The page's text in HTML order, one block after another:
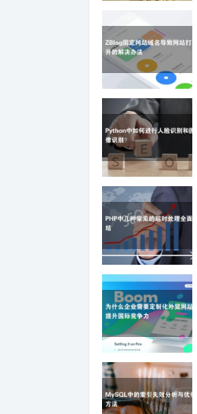
ZBlog固定网站域名导
网站打不开的解决办法
Python中如何进行人脸
识别和图像识别？
PHP中几种常见的超时
处理全面总结
为什么企业需要定制化
外贸网站来提升国际竞
争力